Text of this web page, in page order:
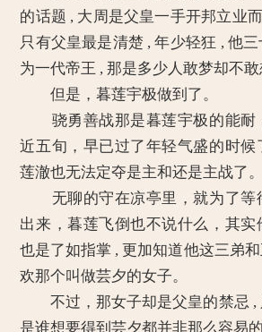
的话题 , 大周是父皇一手开邦立业
只有父皇最是清楚 , 年少轻狂 , 他
为一代帝王 , 那是多少人敢梦却不敢
但是，暮莲宇极做到了。
骁勇善战那是暮莲宇极的能耐
近五旬，早已过了年轻气盛的时候
莲澈也无法定夺是主和还是主战了。
无聊的守在凉亭里，就为了等
出来，暮莲飞倒也不说什么，其实
也是了如指掌 , 更加知道他这三弟
欢那个叫做芸夕的女子。
不过，那女子却是父皇的禁忌 ,
是谁想要得到芸夕都并非那么容易的